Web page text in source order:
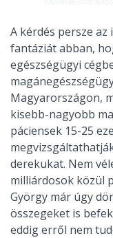
A kérdés persze
fantáziát abban,
egészségügyi
Magyarországon,
kisebb-nagyobb
páciensek 15-25
derekukat. Nem
milliárdosok közül
György már úgy
összegeket is
eddig erről nem